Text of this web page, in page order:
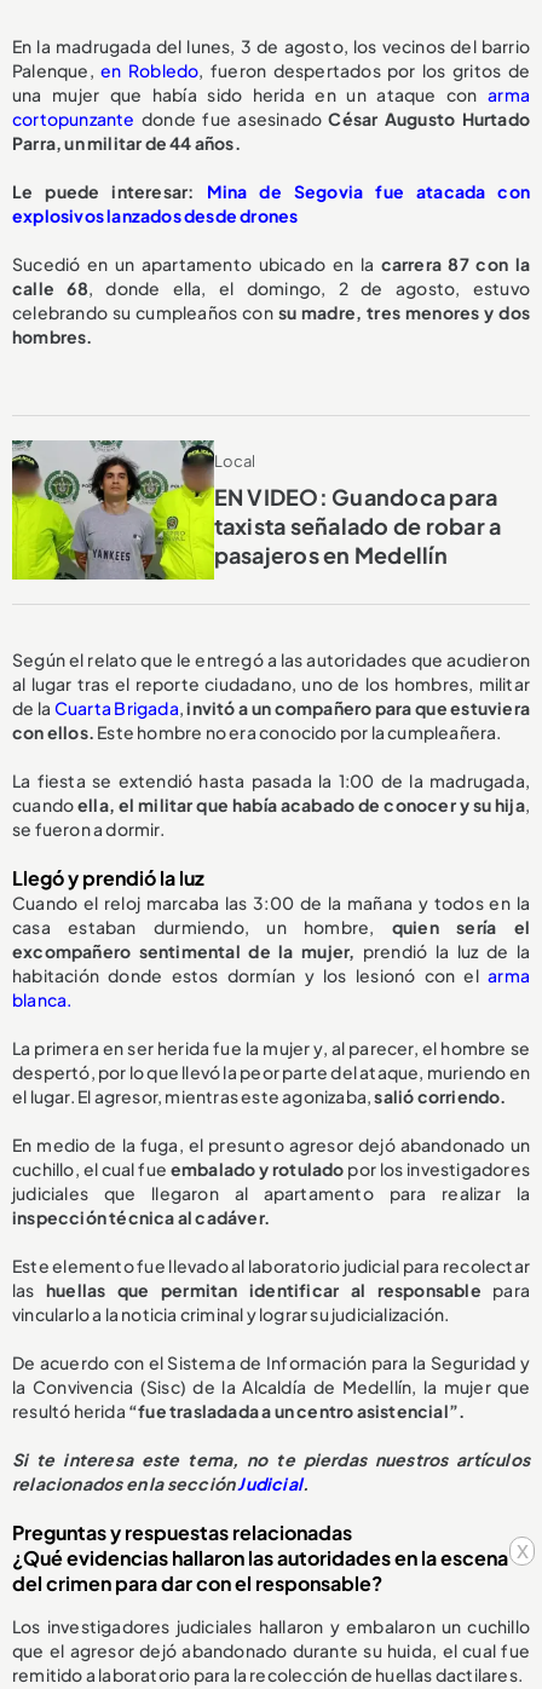
x
En la madrugada del lunes, 3 de agosto, los vecinos del barrio
Palenque,en Robledo, fueron despertados por los gritos de
una mujer que había sido herida en un ataque conarma
cortopunzante donde fue asesinadoCésar Augusto Hurtado
Parra, un militar de 44 años.
Le puede interesar: Mina de Segovia fue atacada con
explosivos lanzados desde drones
Sucedió en un apartamento ubicado en la carrera 87 con la
calle 68, donde ella, el domingo, 2 de agosto, estuvo
celebrando su cumpleaños con su madre, tres menores y dos
hombres.
Local
EN VIDEO: Guandoca para
taxista señalado de robar a
pasajeros en Medellín
Según el relato que le entregó a las autoridades que acudieron
al lugar tras el reporte ciudadano, uno de los hombres, militar
de la Cuarta Brigada,invitó a un compañero para que estuviera
con ellos. Este hombre no era conocido por la cumpleañera.
La fiesta se extendió hasta pasada la 1:00 de la madrugada,
cuandoella, el militar que había acabado de conocer y su hija,
se fueron a dormir.
Llegó y prendió la luz
Cuando el reloj marcaba las 3:00 de la mañana y todos en la
casa estaban durmiendo, un hombre, quien sería el
excompañero sentimental de la mujer, prendió la luz de la
habitación donde estos dormían y los lesionó con elarma
blanca.
La primera en ser herida fue la mujer y, al parecer, el hombre se
despertó, por lo que llevó la peor parte del ataque, muriendo en
el lugar. El agresor, mientras este agonizaba,salió corriendo.
En medio de la fuga, el presunto agresor dejó abandonado un
cuchillo, el cual fue embalado y rotulado por los investigadores
judiciales que llegaron al apartamento para realizar la
inspección técnica al cadáver.
Este elemento fue llevado al laboratorio judicial para recolectar
lashuellas que permitan identificar al responsable para
vincularlo a la noticia criminal y lograr su judicialización.
De acuerdo con el Sistema de Información para la Seguridad y
la Convivencia (Sisc) de la Alcaldía de Medellín, la mujer que
resultó herida “fue trasladada a un centro asistencial”.
Si te interesa este tema, no te pierdas nuestros artículos
relacionados en la secciónJudicial.
Preguntas y respuestas relacionadas
¿Qué evidencias hallaron las autoridades en la escena
del crimen para dar con el responsable?
Los investigadores judiciales hallaron y embalaron un cuchillo
que el agresor dejó abandonado durante su huida, el cual fue
remitido a laboratorio para la recolección de huellas dactilares.